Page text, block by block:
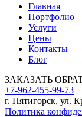
Главная
Портфолио
Услуги
Цены
Контакты
Блог
ЗАКАЗАТЬ
+7-962-455-99-73
г. Пятигорск, ул.
Политика